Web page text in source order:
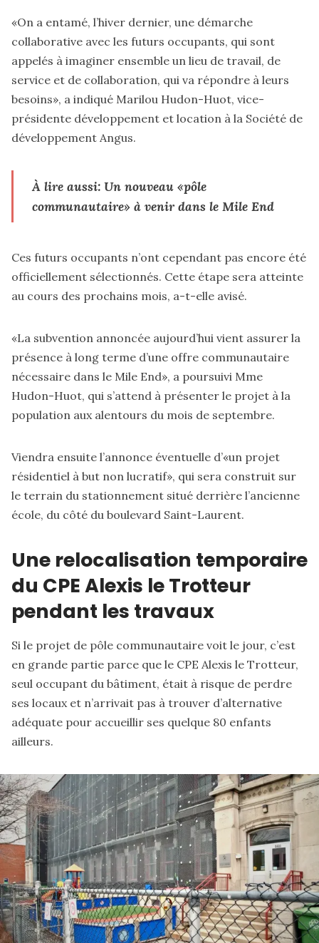
«On a entamé, l’hiver dernier, une démarche
collaborative avec les futurs occupants, qui sont
appelés à imaginer ensemble un lieu de travail, de
service et de collaboration, qui va répondre à leurs
besoins», a indiqué Marilou Hudon-Huot, vice-
présidente développement et location à la Société de
développement Angus.
À lire aussi: Un nouveau «pôle
communautaire» à venir dans le Mile End
Ces futurs occupants n’ont cependant pas encore été
officiellement sélectionnés. Cette étape sera atteinte
au cours des prochains mois, a-t-elle avisé.
«La subvention annoncée aujourd’hui vient assurer la
présence à long terme d’une offre communautaire
nécessaire dans le Mile End», a poursuivi Mme
Hudon-Huot, qui s’attend à présenter le projet à la
population aux alentours du mois de septembre.
Viendra ensuite l’annonce éventuelle d’«un projet
résidentiel à but non lucratif», qui sera construit sur
le terrain du stationnement situé derrière l’ancienne
école, du côté du boulevard Saint-Laurent.
Une relocalisation temporaire
du CPE Alexis le Trotteur
pendant les travaux
Si le projet de pôle communautaire voit le jour, c’est
en grande partie parce que le CPE Alexis le Trotteur,
seul occupant du bâtiment, était à risque de perdre
ses locaux et n’arrivait pas à trouver d’alternative
adéquate pour accueillir ses quelque 80 enfants
ailleurs.